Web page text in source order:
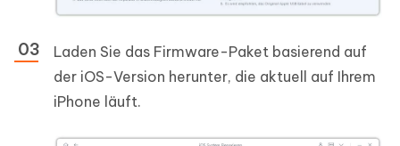
Laden Sie das Firmware-Paket basierend auf
der iOS-Version herunter, die aktuell auf Ihrem
iPhone läuft.